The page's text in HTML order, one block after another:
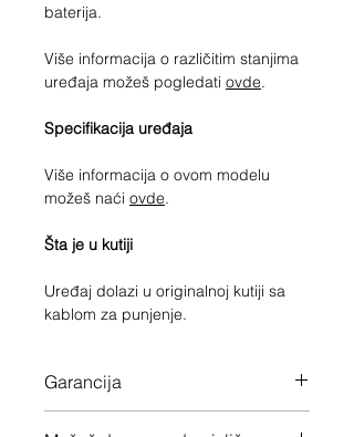
baterija.
Više informacija o različitim stanjima
uređaja možeš pogledati ovde.
Specifikacija uređaja
Više informacija o ovom modelu
možeš naći ovde.
Šta je u kutiji
Uređaj dolazi u originalnoj kutiji sa
kablom za punjenje.
Garancija